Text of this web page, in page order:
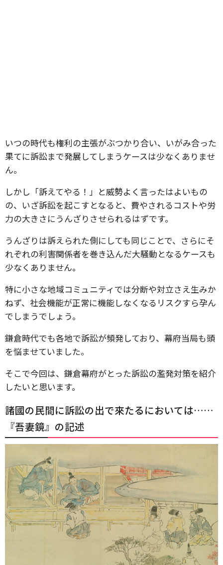
いつの時代も権利の主張がぶつかり合い、いがみ合った
果てに訴訟まで発展してしまうケースは少なくありませ
ん。
しかし「訴えてやる！」と威勢よく言ったはよいもの
の、いざ訴訟を起こすとなると、費やされるコストや労
力の大きさにうんざりさせられるはずです。
うんざりは訴えられた側にしても同じことで、さらにそ
れぞれの利害関係者を巻き込んだ大騒動となるケースも
少なくありません。
特に小さな地域コミュニティでは分断や対立さえ生みか
ねず、社会機能が正常に機能しなくなるリスクすら孕ん
でしまうでしょう。
鎌倉時代でも各地で訴訟が頻発しており、幕府当局も頭
を悩ませていました。
そこで今回は、鎌倉幕府がとった訴訟の濫発対策を紹介
したいと思います。
諸國の民間に訴訟の出で來たるにおいては……
『吾妻鏡』の記述